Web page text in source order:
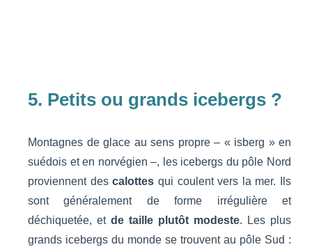
5. Petits ou grands icebergs ?
Montagnes de glace au sens propre – « isberg » en
suédois et en norvégien –, les icebergs du pôle Nord
proviennent descalottes qui coulent vers la mer. Ils
sont généralement de forme irrégulière et
déchiquetée, et de taille plutôt modeste. Les plus
grands icebergs du monde se trouvent au pôle Sud :